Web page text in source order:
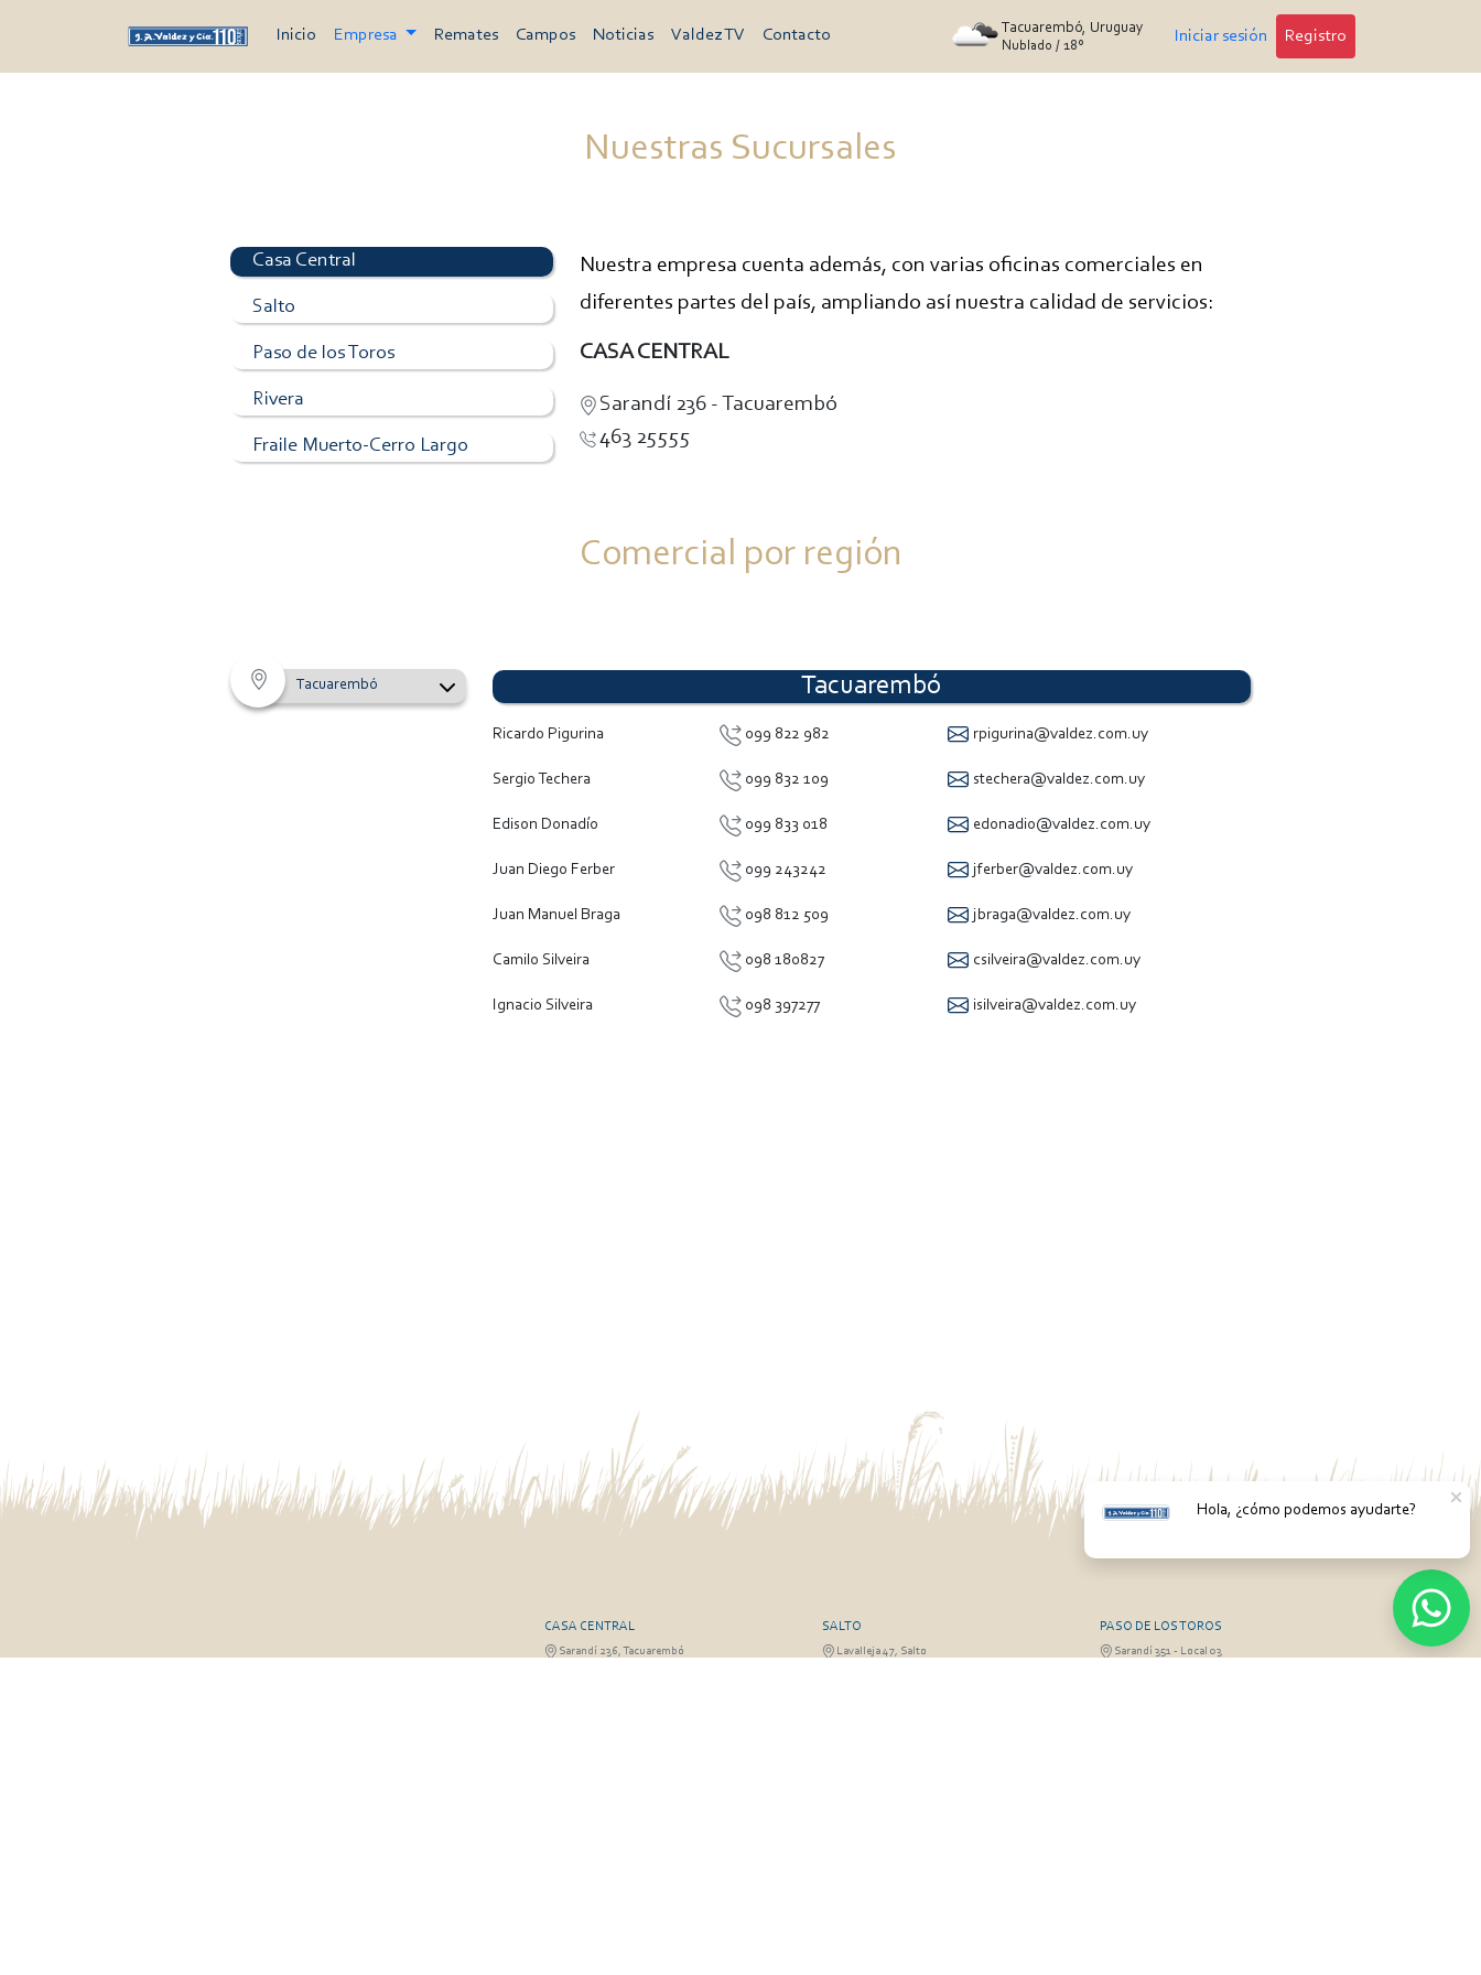
Inicio Empresa Remates Campos Noticias Valdez TV Contacto Tacuarembó, Uruguay
Nublado / 18° Iniciar sesión Registro
Nuestras Sucursales
Casa Central
Salto
Paso de los Toros
Rivera
Fraile Muerto-Cerro Largo
Nuestra empresa cuenta además, con varias oficinas comerciales en
diferentes partes del país, ampliando así nuestra calidad de servicios:
CASA CENTRAL
Sarandí 236 - Tacuarembó
463 25555
Comercial por región
Tacuarembó
Ricardo Pigurina 099 822 982 rpigurina@valdez.com.uy
Sergio Techera 099 832 109 stechera@valdez.com.uy
Edison Donadío 099 833 018 edonadio@valdez.com.uy
Juan Diego Ferber 099 243242 jferber@valdez.com.uy
Juan Manuel Braga 098 812 509 jbraga@valdez.com.uy
Camilo Silveira 098 180827 csilveira@valdez.com.uy
Ignacio Silveira 098 397277 isilveira@valdez.com.uy
CASA CENTRAL
Sarandí 236, Tacuarembó
SALTO
Lavalleja 47, Salto
PASO DE LOS TOROS
Sarandí 351 - Local 03
Hola, ¿cómo podemos ayudarte?